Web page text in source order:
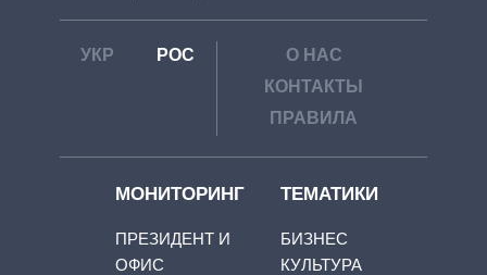
УКР РОС
О НАС
КОНТАКТЫ
ПРАВИЛА
МОНИТОРИНГ
ПРЕЗИДЕНТ И
ОФИС
ТЕМАТИКИ
БИЗНЕС
КУЛЬТУРА